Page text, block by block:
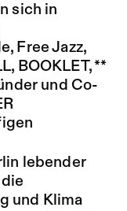
sich in
Free Jazz,
BOOKLET, **
und Co-
lebender
und Klima